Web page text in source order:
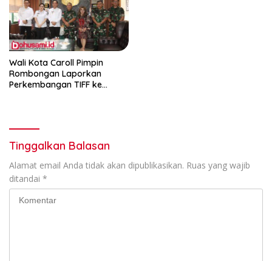
Wali Kota Caroll Pimpin
Rombongan Laporkan
Perkembangan TIFF ke
Tinggalkan Balasan
Alamat email Anda tidak akan dipublikasikan. Ruas yang wajib
ditandai *